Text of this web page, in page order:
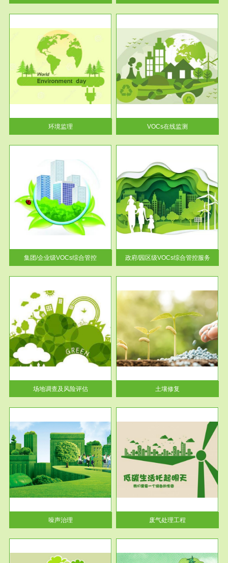
环境监理
服务范围
VOCs在线监测
根据《重点区域大气污染防
治“十二五”规划》有机废气净化
率达...
VOCs在线监测
集团/企业级VOCs综合管控
服务范围
政府/园区级VOCs综合管控服务
根据《石化行业挥发性有机物综
合整治方案》文件要求，到2017
年，全...
政府/园区级VOCs综合管控服务
场地调查及风险评估
服务范围
土壤修复
土壤修复
噪声治理
服务范围
废气处理工程
废气处理工程